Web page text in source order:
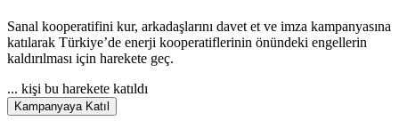
Sanal kooperatifini kur, arkadaşlarını davet et ve imza kampanyasına
katılarak Türkiye’de enerji kooperatiflerinin önündeki engellerin
kaldırılması için harekete geç.
... kişi bu harekete katıldı
Kampanyaya Katıl